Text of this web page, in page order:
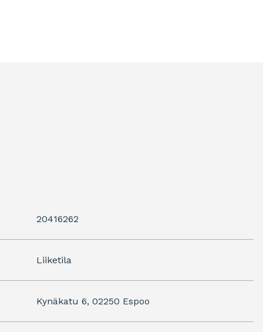
20416262
Liiketila
Kynäkatu 6, 02250 Espoo